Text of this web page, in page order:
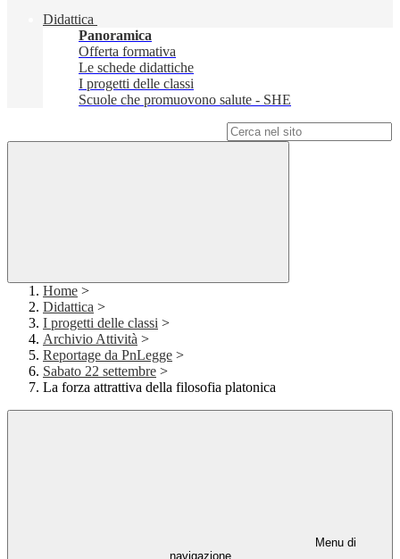
Didattica
Panoramica
Offerta formativa
Le schede didattiche
I progetti delle classi
Scuole che promuovono salute - SHE
Home >
Didattica >
I progetti delle classi >
Archivio Attività >
Reportage da PnLegge >
Sabato 22 settembre >
La forza attrattiva della filosofia platonica
Menu di
navigazione